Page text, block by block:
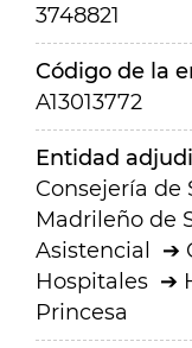
3748821
Código de la
A13013772
Entidad
Consejería de
Madrileño de
Asistencial
Hospitales
Princesa